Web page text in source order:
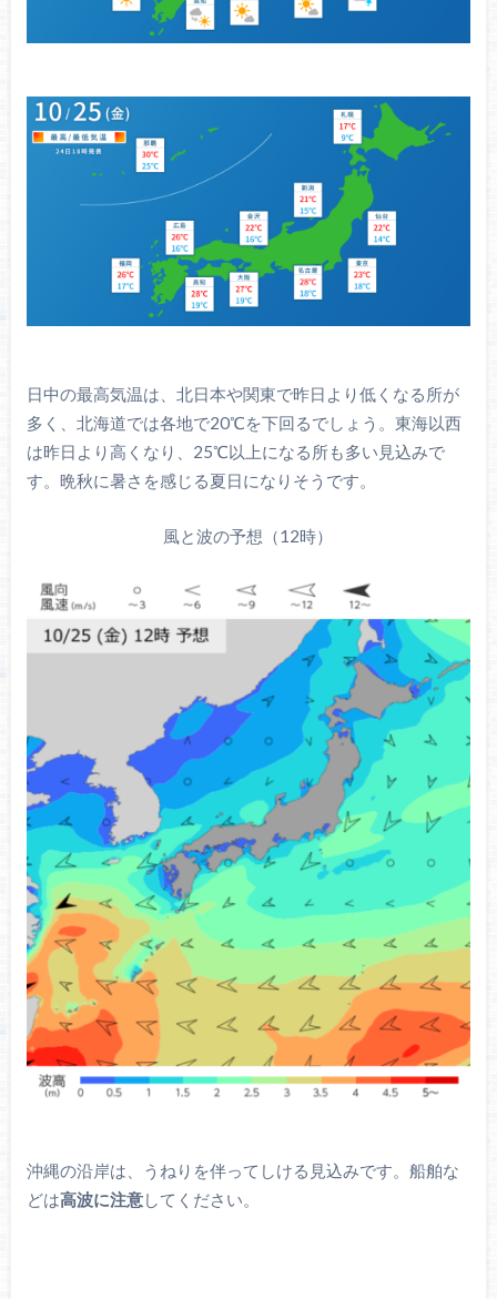
日中の最高気温は、北日本や関東で昨日より低くなる所が
多く、北海道では各地で20℃を下回るでしょう。東海以西
は昨日より高くなり、25℃以上になる所も多い見込みで
す。晩秋に暑さを感じる夏日になりそうです。
風と波の予想（12時）
沖縄の沿岸は、うねりを伴ってしける見込みです。船舶な
どは高波に注意してください。